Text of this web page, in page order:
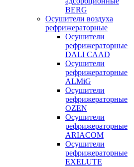
BERG
Осушители воздуха
рефрижераторные
Осушители
рефрижераторные
DALI CAAD
Осушители
рефрижераторные
ALMiG
Осушители
рефрижераторные
OZEN
Осушители
рефрижераторные
ARIACOM
Осушители
рефрижераторные
EXELUTE